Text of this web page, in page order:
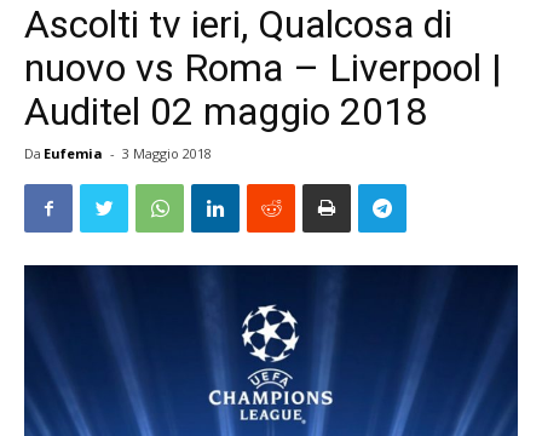
Ascolti tv ieri, Qualcosa di
nuovo vs Roma – Liverpool |
Auditel 02 maggio 2018
Da Eufemia - 3 Maggio 2018